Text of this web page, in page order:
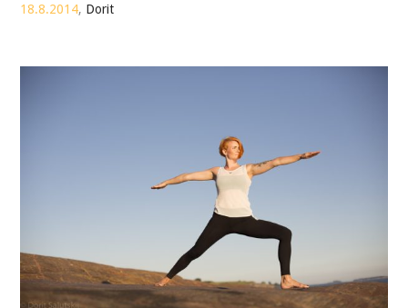
18.8.2014, Dorit